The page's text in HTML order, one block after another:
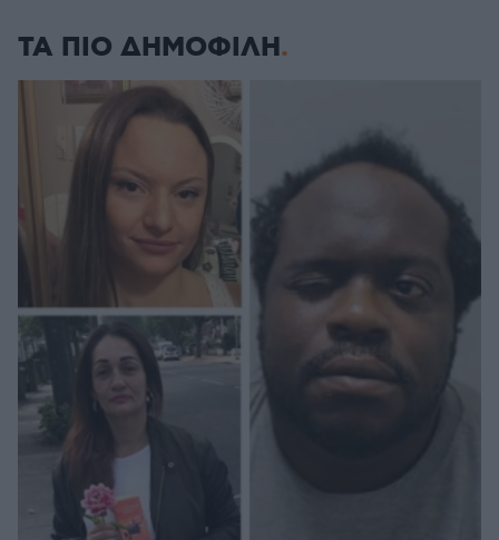
ΤΑ ΠΙΟ ΔΗΜΟΦΙΛΗ